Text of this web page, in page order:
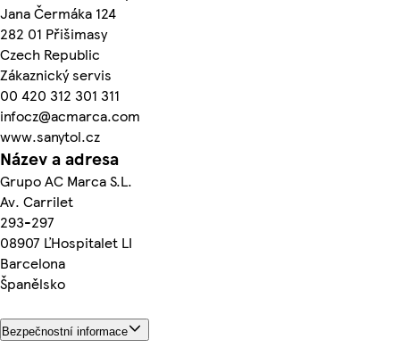
Jana Čermáka 124
282 01 Přišimasy
Czech Republic
Zákaznický servis
00 420 312 301 311
infocz@acmarca.com
www.sanytol.cz
Název a adresa
Grupo AC Marca S.L.
Av. Carrilet
293-297
08907 ĽHospitalet LI
Barcelona
Španělsko
Bezpečnostní informace